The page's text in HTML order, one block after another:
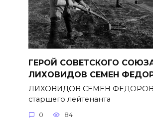
ГЕРОЙ СОВЕТСКОГО
ЛИХОВИДОВ СЕМЕН
ЛИХОВИДОВ СЕМЕН
старшего лейтенанта
0 84